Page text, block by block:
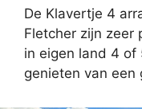
De Klavertje 4
Fletcher zijn zeer
in eigen land 4 of
genieten van